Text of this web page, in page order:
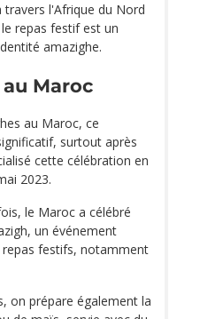
l'Afrique du Nord
repas festif est un
amazighe.
Maroc
au Maroc, ce
surtout après
cette célébration en
2023.
le Maroc a célébré
un événement
festifs, notamment
on prépare également la